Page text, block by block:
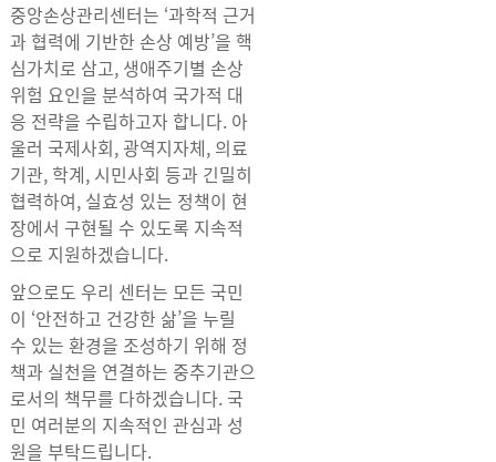
중앙손상관리센터는 ‘과학적 근거
과 협력에 기반한 손상 예방’을 핵
심가치로 삼고, 생애주기별 손상
위험 요인을 분석하여 국가적 대
응 전략을 수립하고자 합니다. 아
울러 국제사회, 광역지자체, 의료
기관, 학계, 시민사회 등과 긴밀히
협력하여, 실효성 있는 정책이 현
장에서 구현될 수 있도록 지속적
으로 지원하겠습니다.
앞으로도 우리 센터는 모든 국민
이 ‘안전하고 건강한 삶’을 누릴
수 있는 환경을 조성하기 위해 정
책과 실천을 연결하는 중추기관으
로서의 책무를 다하겠습니다. 국
민 여러분의 지속적인 관심과 성
원을 부탁드립니다.